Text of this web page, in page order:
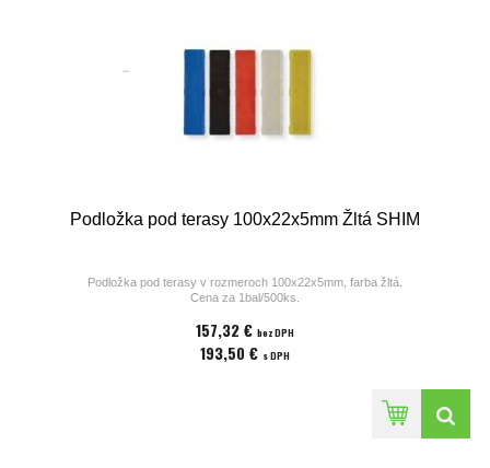
Podložka pod terasy 100x22x5mm Žltá SHIM
Podložka pod terasy v rozmeroch 100x22x5mm, farba žltá.
Cena za 1bal/500ks.
157,32 € bez DPH
193,50 € s DPH